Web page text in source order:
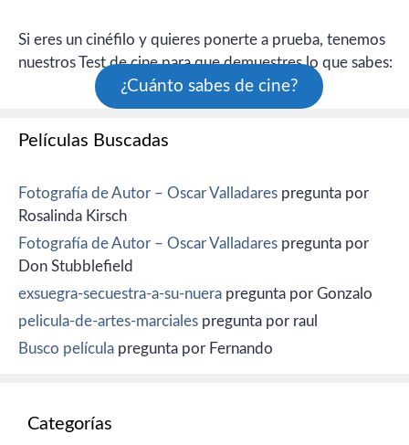
Si eres un cinéfilo y quieres ponerte a prueba, tenemos
nuestros Test de cine para que demuestres lo que sabes:
¿Cuánto sabes de cine?
Películas Buscadas
Fotografía de Autor – Oscar Valladares pregunta por
Rosalinda Kirsch
Fotografía de Autor – Oscar Valladares pregunta por
Don Stubblefield
exsuegra-secuestra-a-su-nuera pregunta por Gonzalo
pelicula-de-artes-marciales pregunta por raul
Busco película pregunta por Fernando
Categorías